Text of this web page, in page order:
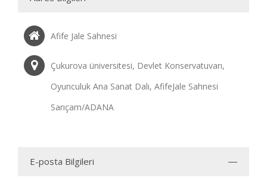
Afife Jale Sahnesi
Çukurova üniversitesi, Devlet Konservatuvarı,
Oyunculuk Ana Sanat Dalı, AfifeJale Sahnesi
Sarıçam/ADANA
E-posta Bilgileri